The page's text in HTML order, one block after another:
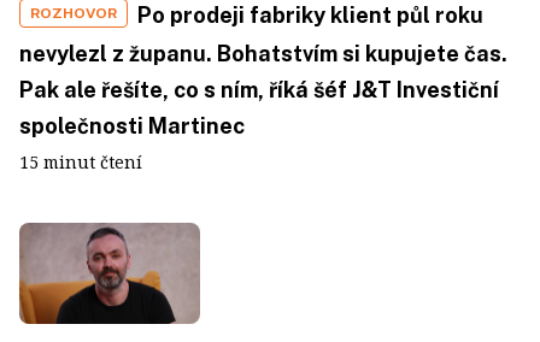
ROZHOVOR
Po prodeji fabriky klient půl roku
nevylezl z županu. Bohatstvím si kupujete čas.
Pak ale řešíte, co s ním, říká šéf J&T Investiční
společnosti Martinec
15 minut čtení